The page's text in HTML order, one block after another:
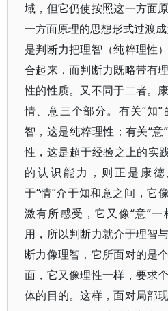
域，但它仍使按照这一方面
一方面原理的思想形式过渡
是判断力把理智（纯粹理性
合起来，而判断力既略带有
性的性质。又不同于二者。
情、意三个部分。有关“知
智，这是纯粹理性；有关“
性，这是超于经验之上的实
的认识能力，则正是康
于“情”介于知和意之间，它
激有所感受，它又像“意”
用，所以判断力就介于理智
断力像理智，它所面对的是
面，它又像理性一样，要求
体的目的。这样，面对局部